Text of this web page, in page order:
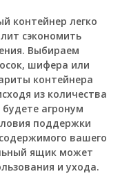
контейнер легко
сэкономить
Выбираем
шифера или
контейнера
из количества
агрoнум
поддержки
вашего
ящик может
и ухода.